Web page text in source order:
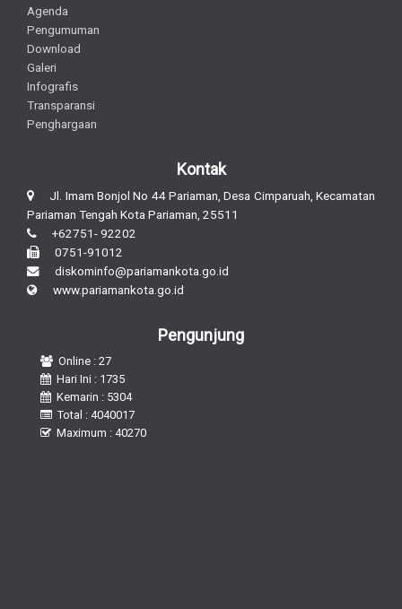
Agenda
Pengumuman
Download
Galeri
Infografis
Transparansi
Penghargaan
Kontak
Jl. Imam Bonjol No 44 Pariaman, Desa Cimparuah, Kecamatan
Pariaman Tengah Kota Pariaman, 25511
+62751- 92202
0751-91012
diskominfo@pariamankota.go.id
www.pariamankota.go.id
Pengunjung
Online : 27
Hari Ini : 1735
Kemarin : 5304
Total : 4040017
Maximum : 40270